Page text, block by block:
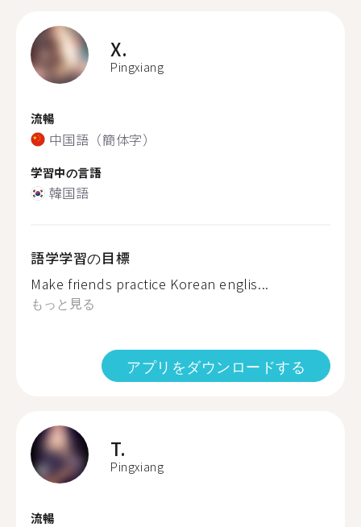
X.
Pingxiang
流暢
中国語（簡体字）
学習中の言語
韓国語
語学学習の目標
Make friends practice Korean englis...
もっと見る
アプリをダウンロードする
T.
Pingxiang
流暢